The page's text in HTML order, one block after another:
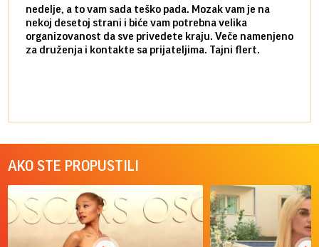
nedelje, a to vam sada teško pada. Mozak vam je na
nekoj desetoj strani i biće vam potrebna velika
organizovanost da sve privedete kraju. Veče namenjeno
za druženja i kontakte sa prijateljima. Tajni flert.
AKO STE PROPUSTILI